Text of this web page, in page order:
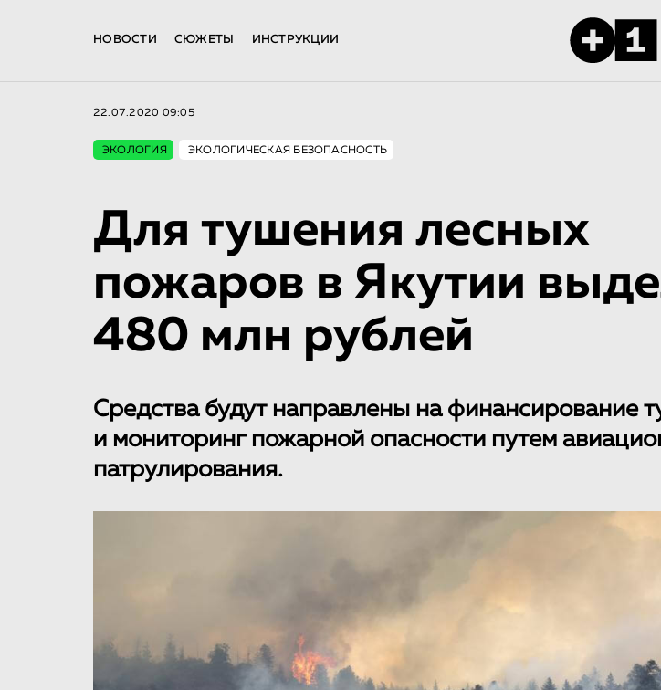
НОВОСТИ СЮЖЕТЫ ИНСТРУКЦИИ
22.07.2020 09:05
ЭКОЛОГИЯ ЭКОЛОГИЧЕСКАЯ БЕЗОПАСНОСТЬ
Для тушения лесных
пожаров в Якутии
480 млн рублей
Средства будут направлены на финансирование
и мониторинг пожарной опасности путем
патрулирования.